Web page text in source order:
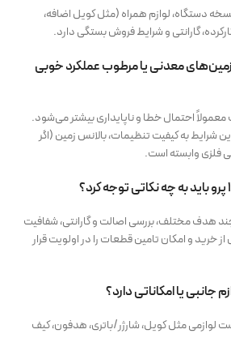
بی ار 100 پرو به نسخه دستگاه، لوازم همراه (مثل کویل اضافه،
گارانتی و شرایط فروش بستگی دارد.
بی ار 100 پرو در زمین‌های معدنی یا مرطوب عملکرد خوبی
احتمال خطا و ناپایداری بیشتر می‌شود.
بی ار 100 پرو در این شرایط به کیفیت تنظیمات، بالانس زمین (اگر
فلزی وابسته است.
هدف مختلف، بررسی اصالت و گارانتی، شفافیت
خرید و امکان تامین قطعات را در اولویت قرار
لوازمی مثل کویل، شارژر/باتری، هدفون، کیف